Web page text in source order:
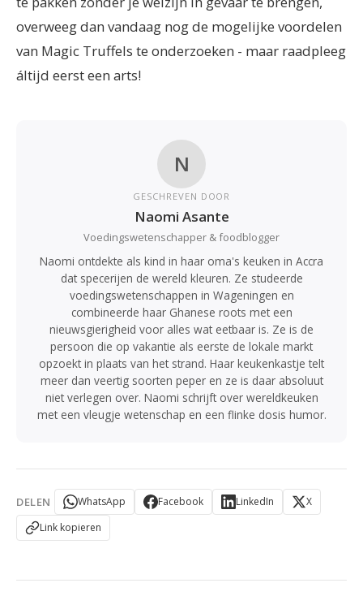
overweeg dan vandaag nog de mogelijke voordelen
van Magic Truffels te onderzoeken - maar raadpleeg
áltijd eerst een arts!
N
GESCHREVEN DOOR
Naomi Asante
Voedingswetenschapper & foodblogger
Naomi ontdekte als kind in haar oma's keuken in Accra
dat specerijen de wereld kleuren. Ze studeerde
voedingswetenschappen in Wageningen en
combineerde haar Ghanese roots met een
nieuwsgierigheid voor alles wat eetbaar is. Ze is de
persoon die op vakantie als eerste de lokale markt
opzoekt in plaats van het strand. Haar keukenkastje telt
meer dan veertig soorten peper en ze is daar absoluut
niet verlegen over. Naomi schrijft over wereldkeuken
met een vleugje wetenschap en een flinke dosis humor.
DELEN WhatsApp Facebook LinkedIn
X
Link kopieren